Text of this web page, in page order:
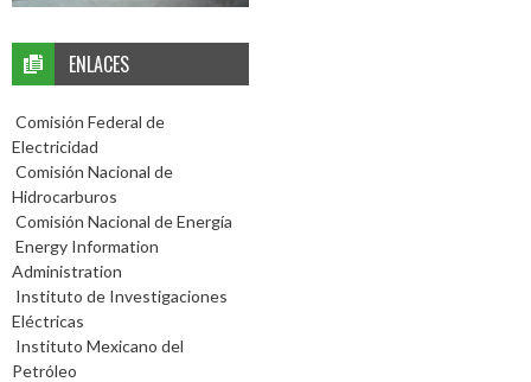
ENLACES
Comisión Federal de
Electricidad
Comisión Nacional de
Hidrocarburos
Comisión Nacional de Energía
Energy Information
Administration
Instituto de Investigaciones
Eléctricas
Instituto Mexicano del
Petróleo